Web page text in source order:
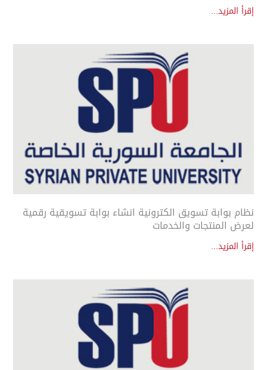
إقرأ المزيد...
نظام بوابة تسويق الكترونية انشاء بوابة تسويقية رقمية
لعرض المنتجات والخدمات
إقرأ المزيد...